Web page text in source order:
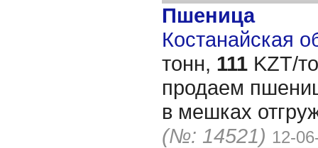
Пшеница
Костанайская
тонн, 111 KZT/
продаем
в мешках
(№: 14521) 12-